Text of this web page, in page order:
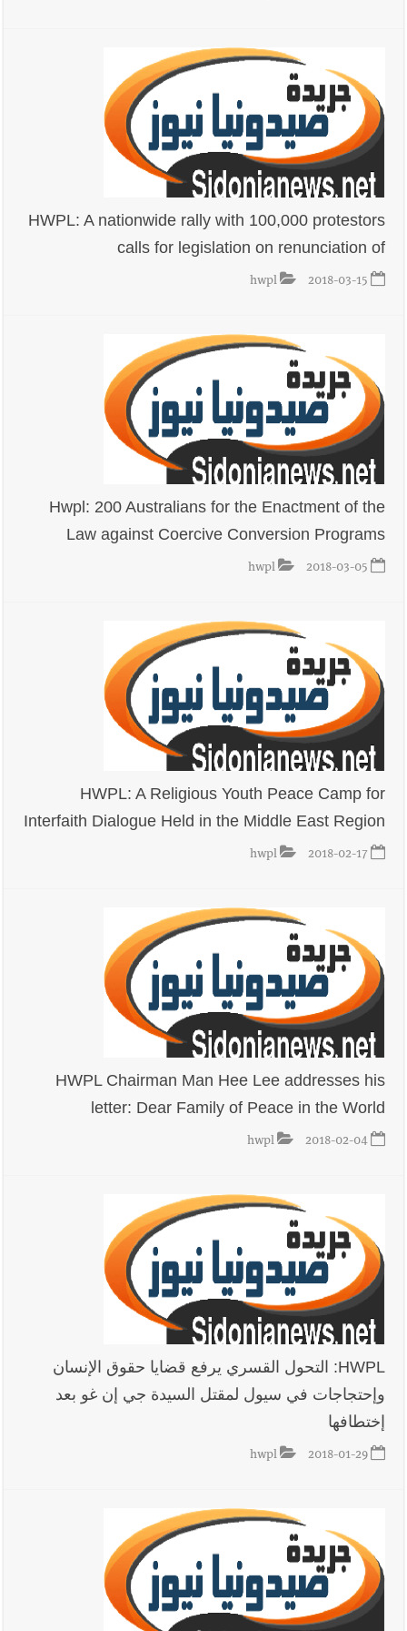
أخبار لبنان
مقدمات نشرات الأخبار المسائية في لبنان ليوم الجمعة
7-8-2026
بسبب الإزعاج الصوتي
HWPL: A nationwide rally with 100,000 protestors
calls for legislation on renunciation of
2018-03-15
hwpl
Hwpl: 200 Australians for the Enactment of the
Law against Coercive Conversion Programs
2018-03-05
hwpl
HWPL: A Religious Youth Peace Camp for
Interfaith Dialogue Held in the Middle East Region
2018-02-17
hwpl
HWPL Chairman Man Hee Lee addresses his
letter: Dear Family of Peace in the World
2018-02-04
hwpl
HWPL: التحول القسري يرفع قضايا حقوق الإنسان
وإحتجاجات في سيول لمقتل السيدة جي إن غو بعد
إختطافها
2018-01-29
hwpl